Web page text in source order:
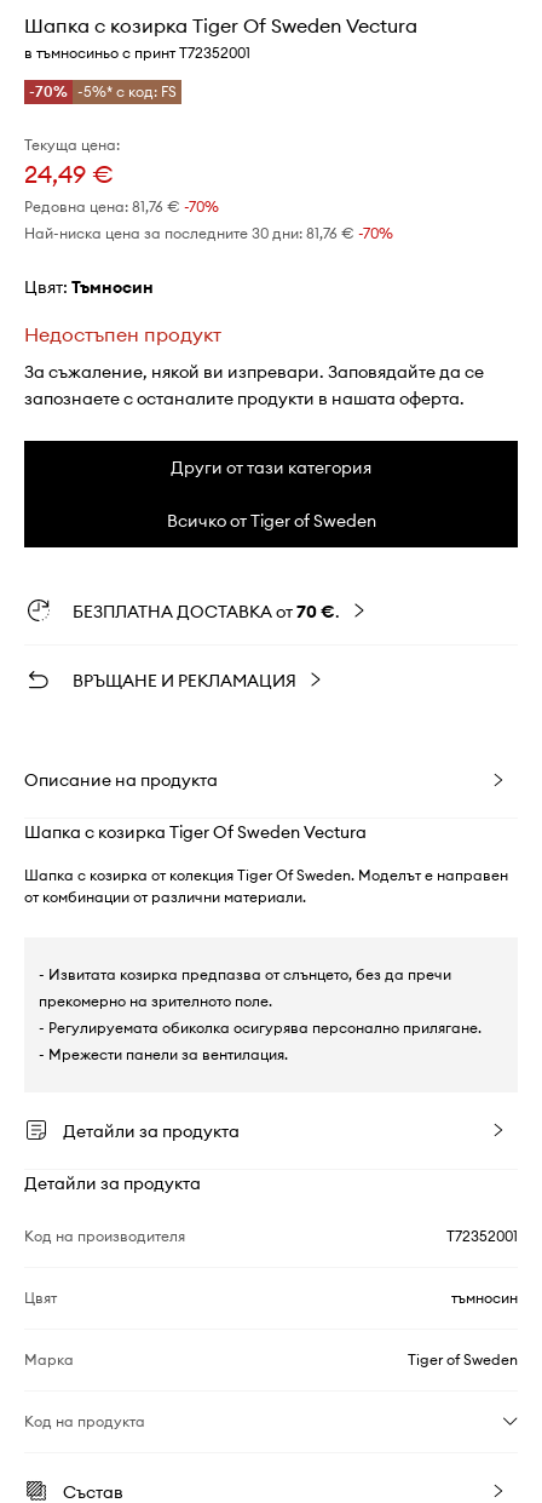
Шапка с козирка Tiger Of Sweden Vectura
в тъмносиньо с принт T72352001
-70% -5%* с код: FS
Текуща цена:
24,49 €
Редовна цена: 81,76 € -70%
Най-ниска цена за последните 30 дни: 81,76 € -70%
Цвят: тъмносин
Недостъпен продукт
За съжаление, някой ви изпревари. Заповядайте да се
запознаете с останалите продукти в нашата оферта.
Други от тази категория
Всичко от Tiger of Sweden
БЕЗПЛАТНА ДОСТАВКА от70 €.
ВРЪЩАНЕ И РЕКЛАМАЦИЯ
Описание на продукта
Шапка с козирка Tiger Of Sweden Vectura
Шапка с козирка от колекция Tiger Of Sweden. Моделът е направен
от комбинации от различни материали.
- Извитата козирка предпазва от слънцето, без да пречи
прекомерно на зрителното поле.
- Регулируемата обиколка осигурява персонално прилягане.
- Мрежести панели за вентилация.
Детайли за продукта
Детайли за продукта
Код на производителя T72352001
Цвят тъмносин
Марка Tiger of Sweden
Код на продукта
Състав